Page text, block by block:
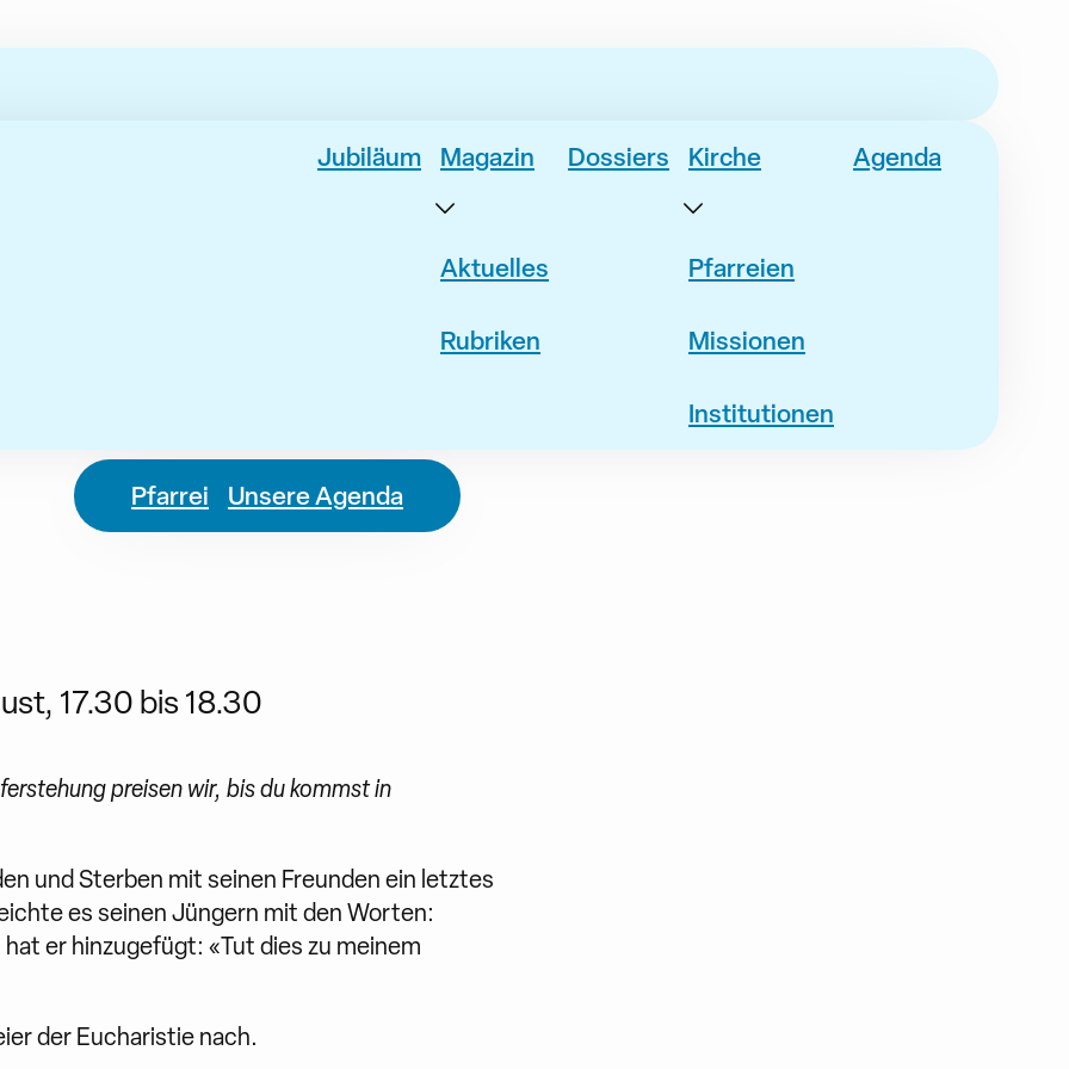
Jubiläum Magazin
Aktuelles
Rubriken
Dossiers Kirche
Pfarreien
Missionen
Institutionen
Agenda
Pfarrei Unsere Agenda
17.30 bis 18.30
preisen wir, bis du kommst in
und Sterben mit seinen Freunden ein letztes
es seinen Jüngern mit den Worten:
er hinzugefügt: «Tut dies zu meinem
der Eucharistie nach.